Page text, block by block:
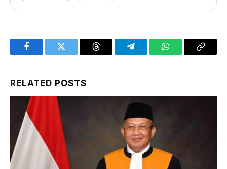
FacebookTwitter Threads TelegramWhatsAppCopy
RELATED POSTS